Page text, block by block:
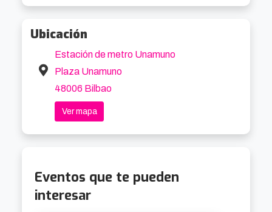
Ubicación
Estación de metro Unamuno
Plaza Unamuno
48006 Bilbao
Ver mapa
Eventos que te pueden
interesar